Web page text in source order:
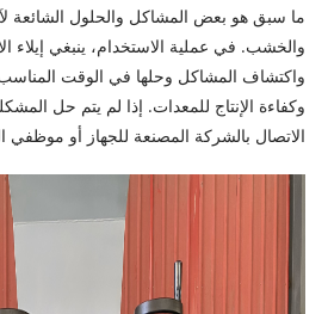
ما سبق هو بعض المشاكل والحلول الشائعة
والخشب. في عملية الاستخدام، ينبغي إيلاء
واكتشاف المشاكل وحلها في الوقت
وكفاءة الإنتاج للمعدات. إذا لم يتم حل
الاتصال بالشركة المصنعة للجهاز أو موظفي